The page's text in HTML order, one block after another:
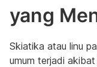
yang
Skiatika atau linu
umum terjadi